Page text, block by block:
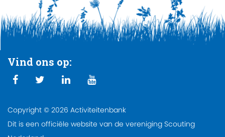
Vind ons op:
Copyright © 2026 Activiteitenbank
Dit is een officiële website van de vereniging Scouting